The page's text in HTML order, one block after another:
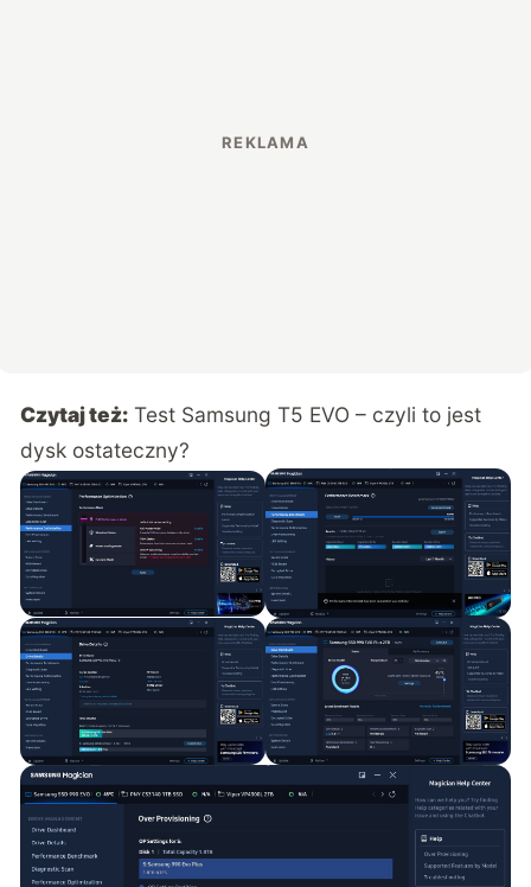
Czytaj też: Test Samsung T5 EVO – czyli to jest
dysk ostateczny?